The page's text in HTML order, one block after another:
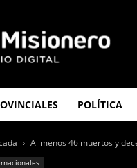
Misionero
POLÍTICA
Al menos 46 muertos y